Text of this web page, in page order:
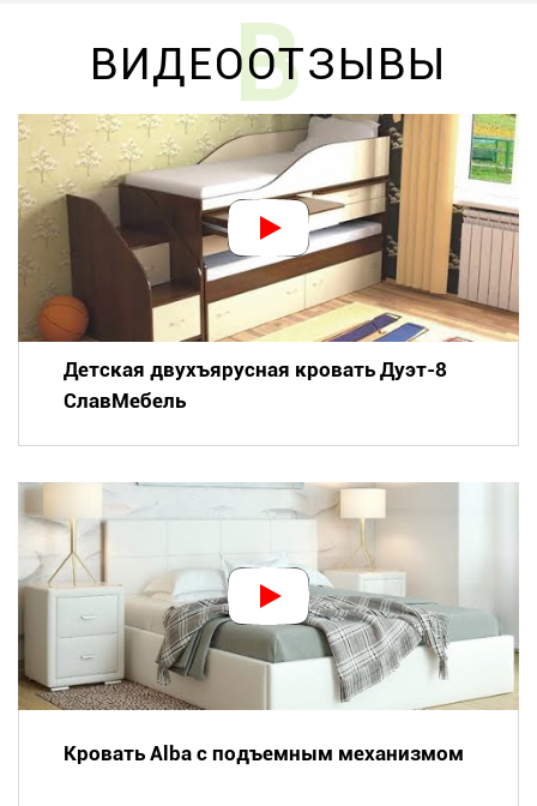
В
ВИДЕООТЗЫВЫ
Детская двухъярусная кровать Дуэт-8
СлавМебель
Кровать Alba с подъемным механизмом